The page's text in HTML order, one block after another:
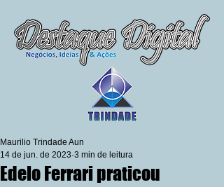
Edelo Ferrari praticou
Maurilio Trindade Aun
14 de jun. de 2023 3 min de leitura